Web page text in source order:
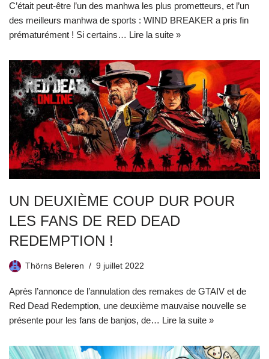
C’était peut-être l’un des manhwa les plus prometteurs, et l’un
des meilleurs manhwa de sports : WIND BREAKER a pris fin
prématurément ! Si certains… Lire la suite »
UN DEUXIÈME COUP DUR POUR
LES FANS DE RED DEAD
REDEMPTION !
Thörns Beleren 9 juillet 2022
Après l’annonce de l’annulation des remakes de GTAIV et de
Red Dead Redemption, une deuxième mauvaise nouvelle se
présente pour les fans de banjos, de… Lire la suite »